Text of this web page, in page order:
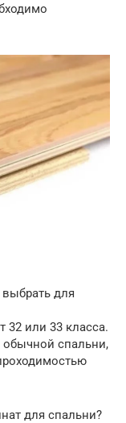
для
32 или 33 класса.
спальни,
для спальни?